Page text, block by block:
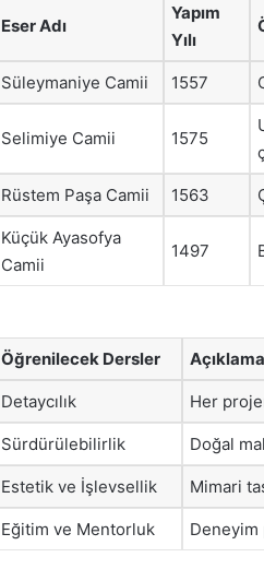
Eser Adı
Yapım
Yılı
Süleymaniye Camii 1557
Selimiye Camii 1575
Rüstem Paşa Camii 1563
Küçük Ayasofya
Camii
1497
Öğrenilecek Dersler Açıklama
Detaycılık Her
Sürdürülebilirlik Doğal
Estetik ve İşlevsellik Mimari
Eğitim ve Mentorluk Deneyim